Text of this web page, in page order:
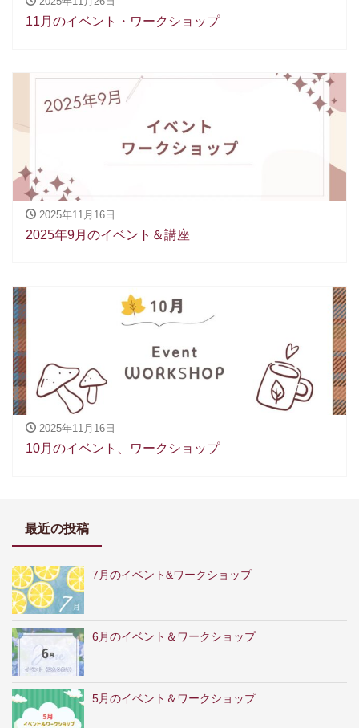
11月のイベント・ワークショップ
2025年11月16日
2025年9月のイベント＆講座
2025年11月16日
10月のイベント、ワークショップ
最近の投稿
7月のイベント&ワークショップ
6月のイベント＆ワークショップ
5月のイベント＆ワークショップ